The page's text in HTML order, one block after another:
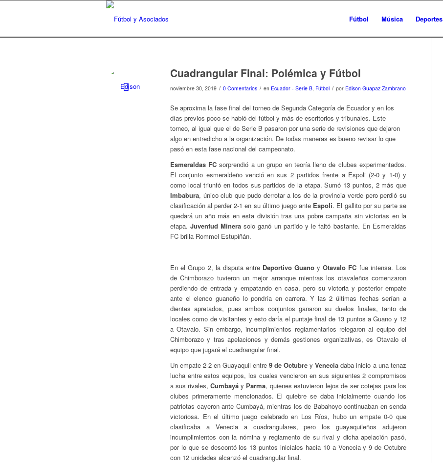
Fútbol Música Deportes
Cuadrangular Final: Polémica y Fútbol
noviembre 30, 2019 / 0 Comentarios / en Ecuador - Serie B, Fútbol / por Edison Guapaz Zambrano
Se aproxima la fase final del torneo de Segunda Categoría de Ecuador y en los
días previos poco se habló del fútbol y más de escritorios y tribunales. Este
torneo, al igual que el de Serie B pasaron por una serie de revisiones que dejaron
algo en entredicho a la organización. De todas maneras es bueno revisar lo que
pasó en esta fase nacional del campeonato.
Esmeraldas FC sorprendió a un grupo en teoría lleno de clubes experimentados.
El conjunto esmeraldeño venció en sus 2 partidos frente a Espoli (2-0 y 1-0) y
como local triunfó en todos sus partidos de la etapa. Sumó 13 puntos, 2 más que
Imbabura, único club que pudo derrotar a los de la provincia verde pero perdió su
clasificación al perder 2-1 en su último juego ante Espoli. El gallito por su parte se
quedará un año más en esta división tras una pobre campaña sin victorias en la
etapa. Juventud Minera solo ganó un partido y le faltó bastante. En Esmeraldas
FC brilla Rommel Estupiñán.
En el Grupo 2, la disputa entre Deportivo Guano y Otavalo FC fue intensa. Los
de Chimborazo tuvieron un mejor arranque mientras los otavaleños comenzaron
perdiendo de entrada y empatando en casa, pero su victoria y posterior empate
ante el elenco guaneño lo pondría en carrera. Y las 2 últimas fechas serían a
dientes apretados, pues ambos conjuntos ganaron su duelos finales, tanto de
locales como de visitantes y esto daría el puntaje final de 13 puntos a Guano y 12
a Otavalo. Sin embargo, incumplimientos reglamentarios relegaron al equipo del
Chimborazo y tras apelaciones y demás gestiones organizativas, es Otavalo el
equipo que jugará el cuadrangular final.
Un empate 2-2 en Guayaquil entre 9 de Octubre y Venecia daba inicio a una tenaz
lucha entre estos equipos, los cuales vencieron en sus siguientes 2 compromisos
a sus rivales, Cumbayá y Parma, quienes estuvieron lejos de ser cotejas para los
clubes primeramente mencionados. El quiebre se daba inicialmente cuando los
patriotas cayeron ante Cumbayá, mientras los de Babahoyo continuaban en senda
victoriosa. En el último juego celebrado en Los Ríos, hubo un empate 0-0 que
clasificaba a Venecia a cuadrangulares, pero los guayaquileños adujeron
incumplimientos con la nómina y reglamento de su rival y dicha apelación pasó,
por lo que se descontó los 13 puntos iniciales hacia 10 a Venecia y 9 de Octubre
con 12 unidades alcanzó el cuadrangular final.